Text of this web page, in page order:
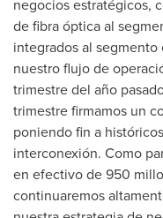
negocios estratégicos,
de fibra óptica al
integrados al
nuestro flujo de
trimestre del año
trimestre firmamos un
poniendo fin a
interconexión. Como
en efectivo de 950
continuaremos